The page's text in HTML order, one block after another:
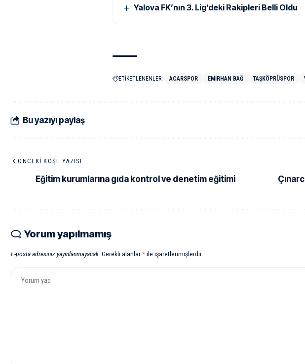
Yalova FK’nın 3. Lig’deki Rakipleri Belli Oldu
ETİKETLENENLER: ACARSPOR EMIRHAN BAĞ TAŞKÖPRÜSPOR
Bu yazıyı paylaş
ÖNCEKI KÖŞE YAZISI
Eğitim kurumlarına gıda kontrol ve denetim eğitimi
Yorum yapılmamış
E-posta adresiniz yayınlanmayacak. Gerekli alanlar*ile işaretlenmişlerdir